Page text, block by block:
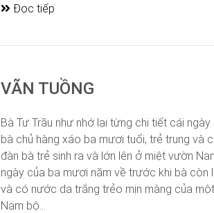
Đọc tiếp
VÃN TUỒNG
Bà Tư Trầu như nhớ lại từng chi tiết cái
bà chủ hàng xáo ba mươi tuổi, trẻ trung và
đàn bà trẻ sinh ra và lớn lên ở miệt vườn
ngày của ba mươi năm về trước khi bà còn
và có nước da trắng trẻo mịn màng của
Nam bộ…